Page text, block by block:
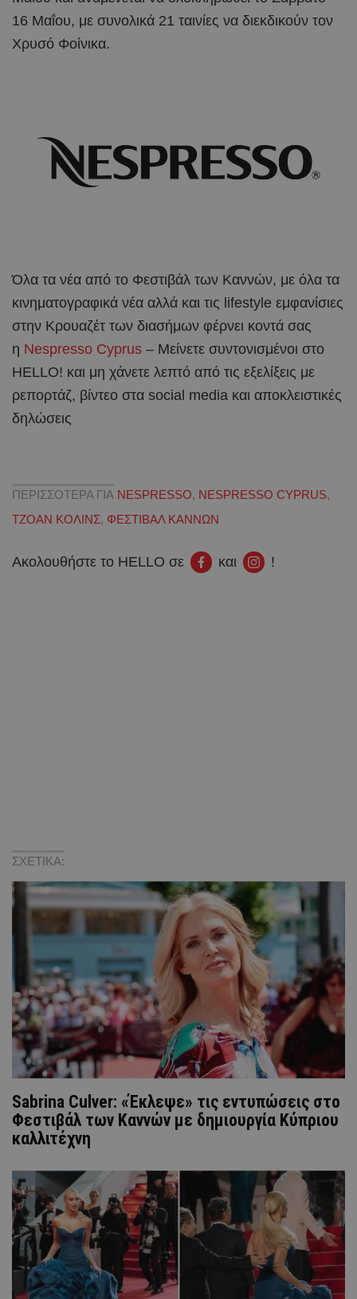
16 Μαΐου, με συνολικά 21 ταινίες να διεκδικούν τον
Χρυσό Φοίνικα.
Όλα τα νέα από το Φεστιβάλ των Καννών, με όλα τα
κινηματογραφικά νέα αλλά και τις lifestyle εμφανίσιες
στην Κρουαζέτ των διασήμων φέρνει κοντά σας
η Nespresso Cyprus – Μείνετε συντονισμένοι στο
HELLO! και μη χάνετε λεπτό από τις εξελίξεις με
ρεπορτάζ, βίντεο στα social media και αποκλειστικές
δηλώσεις
ΠΕΡΙΣΣΟΤΕΡΑ ΓΙΑ NESPRESSO, NESPRESSO CYPRUS,
ΤΖΟΑΝ ΚΟΛΙΝΣ, ΦΕΣΤΙΒΑΛ ΚΑΝΝΩΝ
Ακολουθήστε το HELLO σε και !
ΣΧΕΤΙΚΑ:
Sabrina Culver: «Έκλεψε» τις εντυπώσεις στο
Φεστιβάλ των Καννών με δημιουργία Κύπριου
καλλιτέχνη